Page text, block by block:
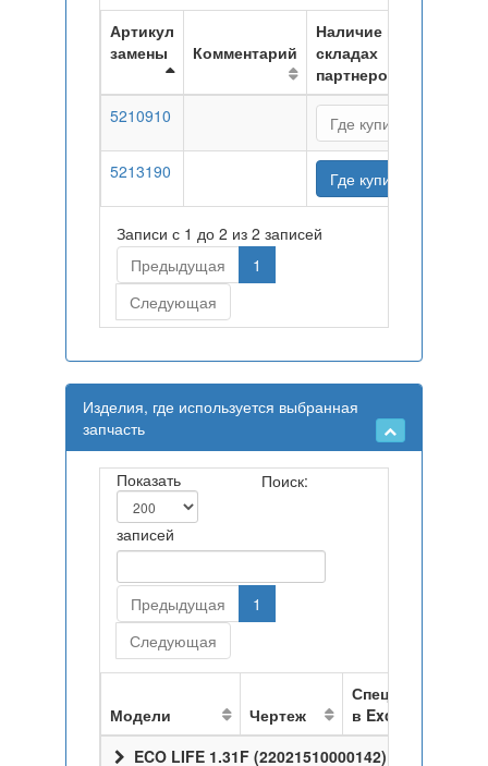
Артикул
замены
Комментарий
Наличие на
складах
партнеров
5210910
Где купить
5213190 Где купить
Записи с 1 до 2 из 2 записей
Предыдущая
1
Следующая
Изделия, где используется выбранная
запчасть
Показать
записей
Поиск:
Предыдущая
1
Следующая
Модели Чертеж
Спецификация
в Excel
ECO LIFE 1.31F (22021510000142)